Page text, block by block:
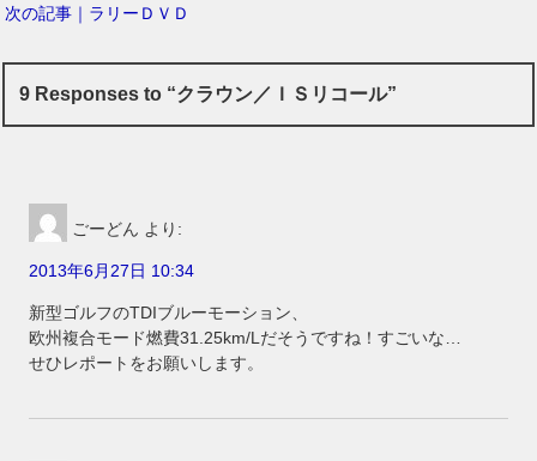
次の記事｜ラリーＤＶＤ
9 Responses to “クラウン／ＩＳリコール”
ごーどん より:
2013年6月27日 10:34
新型ゴルフのTDIブルーモーション、
欧州複合モード燃費31.25km/Lだそうですね！すごいな…
せひレポートをお願いします。